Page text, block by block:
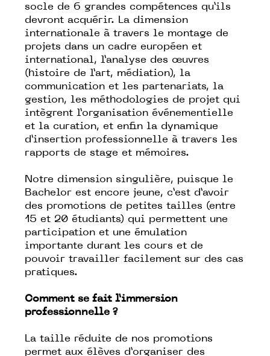
socle de 6 grandes compétences qu’ils
devront acquérir. La dimension
internationale à travers le montage de
projets dans un cadre européen et
international, l’analyse des œuvres
(histoire de l’art, médiation), la
communication et les partenariats, la
gestion, les méthodologies de projet qui
intègrent l’organisation événementielle
et la curation, et enfin la dynamique
d’insertion professionnelle à travers les
rapports de stage et mémoires.
Notre dimension singulière, puisque le
Bachelor est encore jeune, c’est d’avoir
des promotions de petites tailles (entre
15 et 20 étudiants) qui permettent une
participation et une émulation
importante durant les cours et de
pouvoir travailler facilement sur des cas
pratiques.
Comment se fait l’immersion
professionnelle ?
La taille réduite de nos promotions
permet aux élèves d’organiser des